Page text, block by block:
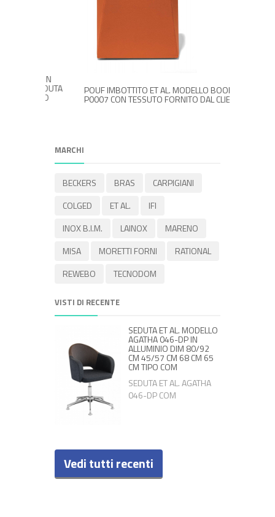
POUF IMBOTTITO ET AL. MODELLO BOOM
P0007 CON TESSUTO FORNITO DAL CLIENTE
MARCHI
BECKERS BRAS
CARPIGIANI
COLGED
ET AL.
IFI
INOX B.I.M.
LAINOX
MARENO
MISA
MORETTI FORNI
RATIONAL
REWEBO
TECNODOM
VISTI DI RECENTE
SEDUTA ET AL. MODELLO
AGATHA 046-DP IN
ALLUMINIO DIM 80/92
CM 45/57 CM 68 CM 65
CM TIPO COM
SEDUTA ET AL. AGATHA
046-DP COM
Vedi tutti recenti